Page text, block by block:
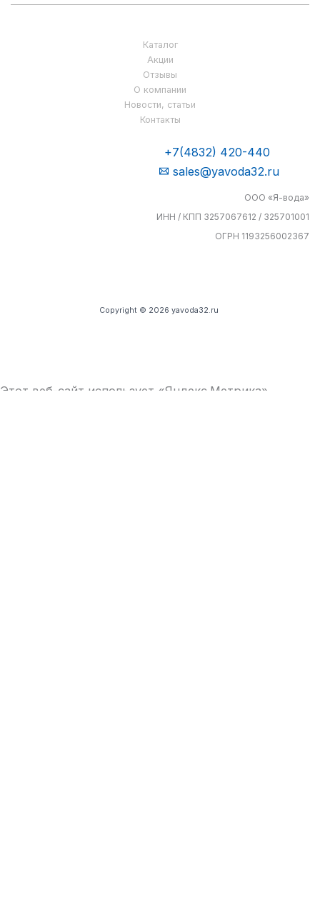
Каталог
Акции
Отзывы
О компании
Новости, статьи
Контакты
+7(4832) 420-440
sales@yavoda32.ru
ООО «Я-вода»
ИНН / КПП 3257067612 / 325701001
ОГРН 1193256002367
Copyright © 2026 yavoda32.ru
Этот веб-сайт использует «Яндекс.Метрика»,